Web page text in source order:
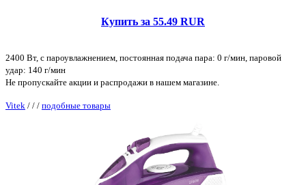
Купить за 55.49 RUR
2400 Вт, с пароувлажнением, постоянная подача пара: 0 г/мин, паровой
удар: 140 г/мин
Не пропускайте акции и распродажи в нашем магазине.
Vitek / / / подобные товары